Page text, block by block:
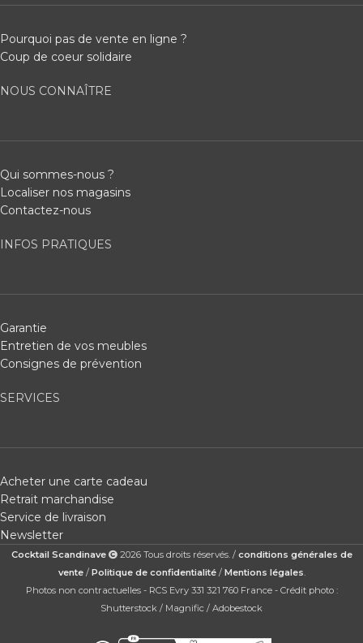
Pourquoi pas de vente en ligne ?
Coup de coeur solidaire
NOUS CONNAÎTRE
Qui sommes-nous ?
Localiser nos magasins
Contactez-nous
INFOS PRATIQUES
Garantie
Entretien de vos meubles
Consignes de prévention
SERVICES
Acheter une carte cadeau
Retrait marchandise
Service de livraison
Newsletter
Cocktail Scandinave 2026 Tous droits réservés. / conditions générales de
vente/ Politique de confidentialité/ Mentions légales
Photos non contractuelles - RCS Evry 331 321 760 France - Crédit photo :
Shutterstock / Magnific / Adobestock